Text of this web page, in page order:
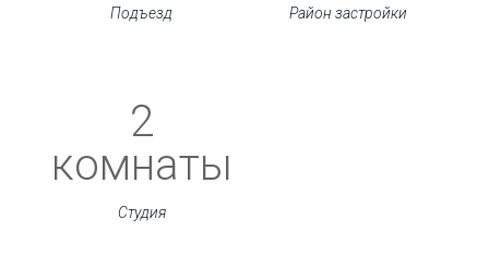
Подъезд Район застройки
2
комнаты
Студия